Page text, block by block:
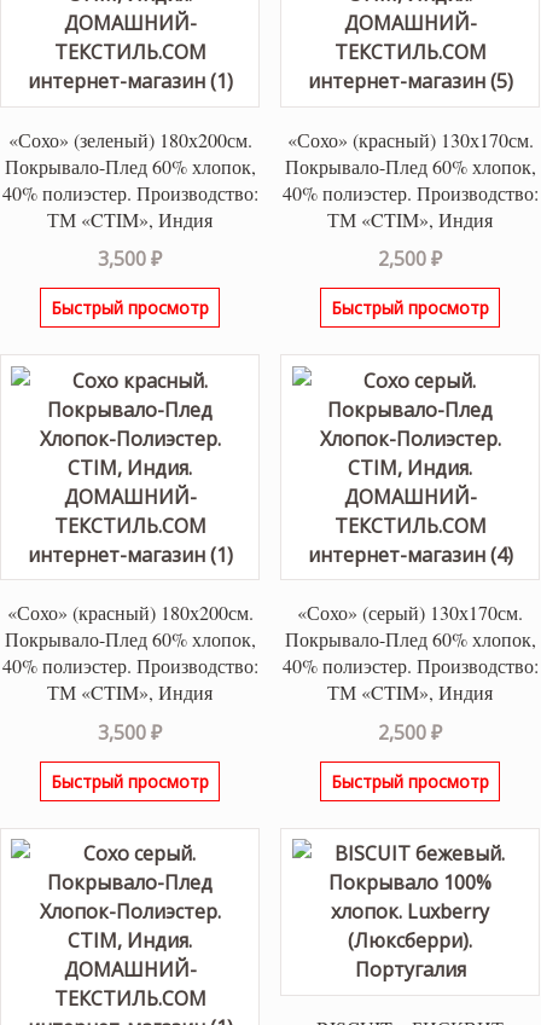
«Сохо» (зеленый) 180х200см.
Покрывало-Плед 60% хлопок,
40% полиэстер. Производство:
ТМ «CTIM», Индия
3,500₽
Быстрый просмотр
«Сохо» (красный) 130х170см.
Покрывало-Плед 60% хлопок,
40% полиэстер. Производство:
ТМ «CTIM», Индия
2,500₽
Быстрый просмотр
«Сохо» (красный) 180х200см.
Покрывало-Плед 60% хлопок,
40% полиэстер. Производство:
ТМ «CTIM», Индия
3,500₽
Быстрый просмотр
«Сохо» (серый) 130х170см.
Покрывало-Плед 60% хлопок,
40% полиэстер. Производство:
ТМ «CTIM», Индия
2,500₽
Быстрый просмотр